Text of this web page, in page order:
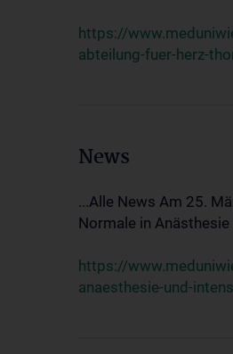
https://
abteilung-fuer-herz-
News
...Alle News Am 25.
Normale in
https://
anaesthesie-und-